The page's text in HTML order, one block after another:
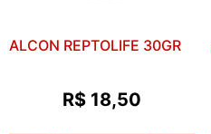
ALCON REPTOLIFE 30GR
R$ 18,50